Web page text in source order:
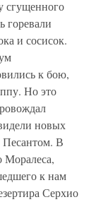
сгущенного
горевали
и сосисок.
к бою,
Но это
новых
Песантом. В
Моралеса,
к нам
Серхио